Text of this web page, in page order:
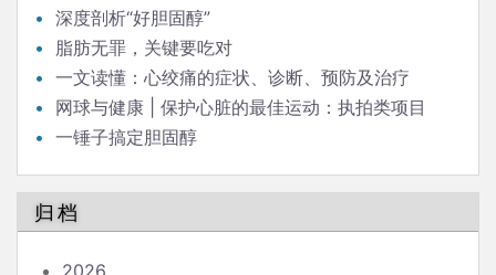
深度剖析“好胆固醇”
脂肪无罪，关键要吃对
一文读懂：心绞痛的症状、诊断、预防及治疗
网球与健康 | 保护心脏的最佳运动：执拍类项目
一锤子搞定胆固醇
归档
2026